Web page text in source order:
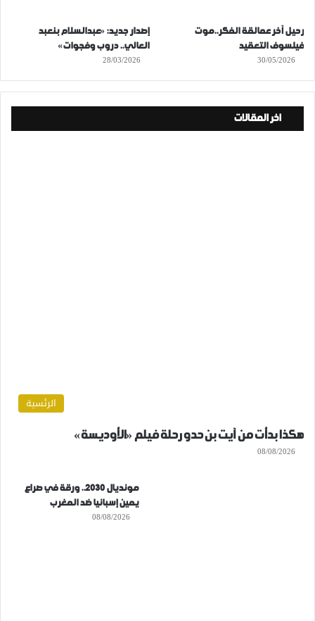
رحيل آخر عمالقة الفكر..موت
فيلسوف التعقيد
30/05/2026
إصدار جديد: «عبدالسلام بنعبد
العالي.. دروب وفجوات»
28/03/2026
اخر المقالات
الرئسية
هكذا بدأت من آيت بن حدو رحلة فيلم «الأوديسة»
08/08/2026
مونديال 2030.. ورقة في صراع
يمين إسبانيا ضد المغرب
08/08/2026